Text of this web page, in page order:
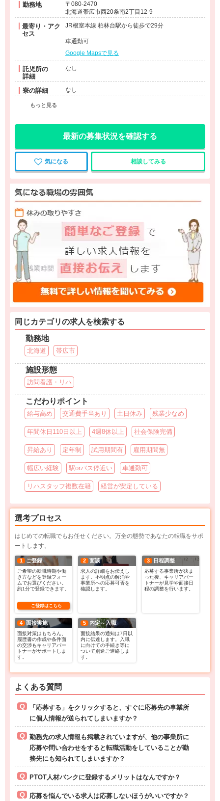
勤務地
〒080-2470
北海道帯広市西20条南2丁目12-9
最寄り・アク
セス
JR根室本線 柏林台駅から徒歩で29分
車通勤可
Google Mapsで見る
託児所の
詳細
なし
寮の詳細 なし
もっと見る
最新の募集状況を確認する
気になる 相談してみる
同じカテゴリの求人を検索する
勤務地
北海道 帯広市
施設形態
訪問看護・リハ
こだわりポイント
給与高め 交通費手当あり 土日休み 残業少なめ
年間休日110日以上 4週8休以上 社会保険完備
昇給あり 定年制 試用期間有 雇用期間無
幅広い経験 駅orバス停近い 車通勤可
リハスタッフ複数在籍 経営が安定している
選考プロセス
はじめての転職でもお任せください。万全の態勢であなたの転職をサポ
ートします。
1 ご登録
ご希望の転職時期や働
き方などを登録フォー
ムでお選びください。
約1分で登録できます。
ご登録はこちら
2 面談
求人の詳細をお伝えし
ます。不明点の解消や
事業所への応募可否を
確認します。
3 日程調整
応募する事業所が決ま
った後、キャリアパー
トナーが見学や面接日
程の調整を行います。
4 面接実施
面接対策はもちろん、
履歴書の作成や条件面
の交渉もキャリアパー
トナーがサポートしま
す。
5 内定～入職
面接結果の通知は7日以
内に伝達します。入職
に向けての手続き等に
ついて別途ご連絡しま
す。
よくある質問
「応募する」をクリックすると、すぐに応募先の事業所
に個人情報が送られてしまいますか？
勤務先の求人情報も掲載されていますが、他の事業所に
応募や問い合わせをすると転職活動をしていることが勤
務先にも知られてしまいますか？
PTOT人材バンクに登録するメリットはなんですか？
応募を悩んでいる求人は応募しないほうがいいですか？